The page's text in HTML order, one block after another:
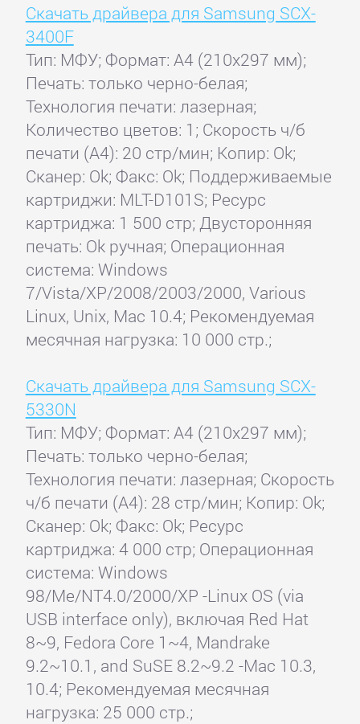
Скачать драйвера для Samsung SCX-
3400F
Тип: МФУ; Формат: A4 (210x297 мм);
Печать: только черно-белая;
Технология печати: лазерная;
Количество цветов: 1; Скорость ч/б
печати (А4): 20 стр/мин; Копир: Ok;
Сканер: Ok; Факс: Ok; Поддерживаемые
картриджи: MLT-D101S; Ресурс
картриджа: 1 500 стр; Двусторонняя
печать: Ok ручная; Операционная
система: Windows
7/Vista/XP/2008/2003/2000, Various
Linux, Unix, Mac 10.4; Рекомендуемая
месячная нагрузка: 10 000 стр.;
Скачать драйвера для Samsung SCX-
5330N
Тип: МФУ; Формат: A4 (210x297 мм);
Печать: только черно-белая;
Технология печати: лазерная; Скорость
ч/б печати (А4): 28 стр/мин; Копир: Ok;
Сканер: Ok; Факс: Ok; Ресурс
картриджа: 4 000 стр; Операционная
система: Windows
98/Me/NT4.0/2000/XP -Linux OS (via
USB interface only), включая Red Hat
8~9, Fedora Core 1~4, Mandrake
9.2~10.1, and SuSE 8.2~9.2 -Mac 10.3,
10.4; Рекомендуемая месячная
нагрузка: 25 000 стр.;